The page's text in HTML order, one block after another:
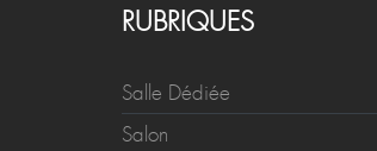
RUBRIQUES
Salle Dédiée
Salon